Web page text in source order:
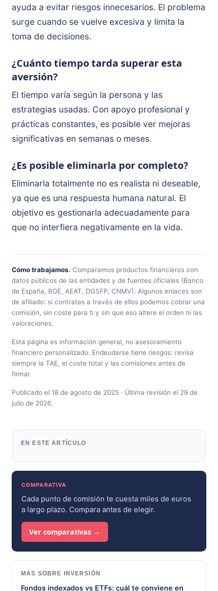
ayuda a evitar riesgos innecesarios. El problema
surge cuando se vuelve excesiva y limita la
toma de decisiones.
¿Cuánto tiempo tarda superar esta
aversión?
El tiempo varía según la persona y las
estrategias usadas. Con apoyo profesional y
prácticas constantes, es posible ver mejoras
significativas en semanas o meses.
¿Es posible eliminarla por completo?
Eliminarla totalmente no es realista ni deseable,
ya que es una respuesta humana natural. El
objetivo es gestionarla adecuadamente para
que no interfiera negativamente en la vida.
Cómo trabajamos. Comparamos productos financieros con
datos públicos de las entidades y de fuentes oficiales (Banco
de España, BOE, AEAT, DGSFP, CNMV). Algunos enlaces son
de afiliado: si contratas a través de ellos podemos cobrar una
comisión, sin coste para ti y sin que eso altere el orden ni las
valoraciones.
Esta página es información general, no asesoramiento
financiero personalizado. Endeudarse tiene riesgos: revisa
siempre la TAE, el coste total y las comisiones antes de
firmar.
Publicado el 18 de agosto de 2025 · Última revisión el 29 de
julio de 2026.
EN ESTE ARTÍCULO
COMPARATIVA
Cada punto de comisión te cuesta miles de euros
a largo plazo. Compara antes de elegir.
Ver comparativas →
MÁS SOBRE INVERSIÓN
Fondos indexados vs ETFs: cuál te conviene en